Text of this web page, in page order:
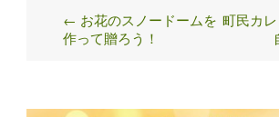
Post
navigation
← お花のスノードームを
作って贈ろう！
町民カ